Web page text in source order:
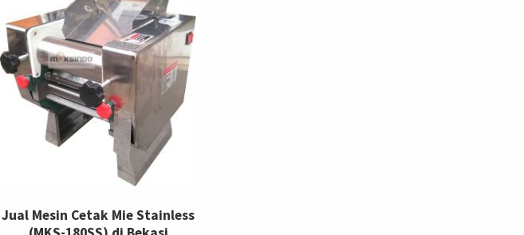
Jual Mesin Cetak Mie Stainless